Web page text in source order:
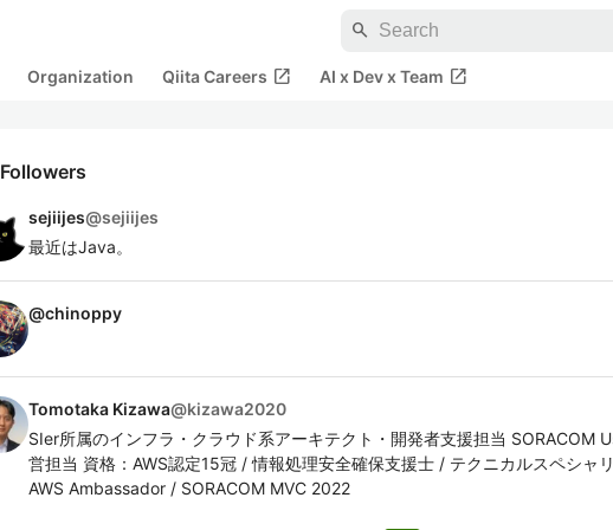
search
Organization Qiita Careers open_in_new AI x Dev x Team open_in_new
Followers
sejiijes@sejiijes
最近はJava。
@chinoppy
Tomotaka Kizawa@kizawa2020
SIer所属のインフラ・クラウド系アーキテクト・開発者支援担当 SORACOM
営担当 資格：AWS認定15冠 / 情報処理安全確保支援士 / テクニカルスペシャ
AWS Ambassador / SORACOM MVC 2022